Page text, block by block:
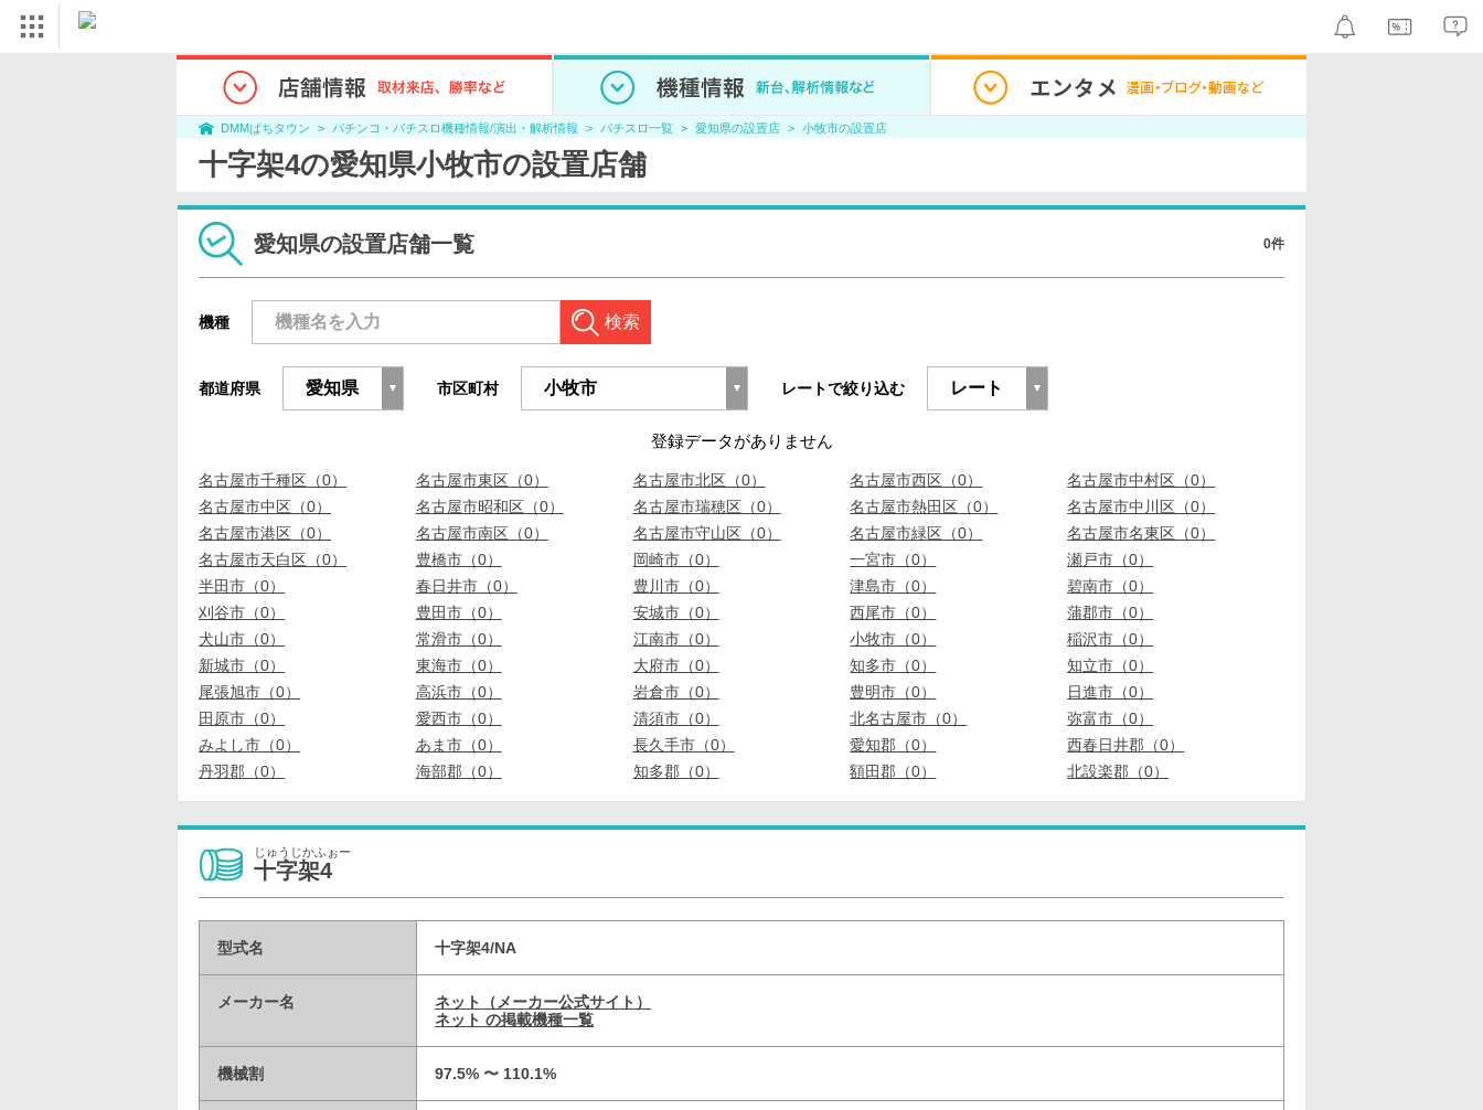
DMMぱちタウン パチンコ・パチスロ機種情報/演出・解析情報 パチスロ一覧 愛知県の設置店 小牧市の設置店
十字架4の愛知県小牧市の設置店舗
愛知県の設置店舗一覧 0件
機種 検索
都道府県 市区町村 レートで絞り込む
登録データがありません
名古屋市千種区（0） 名古屋市東区（0） 名古屋市北区（0） 名古屋市西区（0）
名古屋市中村区（0）
名古屋市中区（0）
名古屋市昭和区（0） 名古屋市瑞穂区（0） 名古屋市熱田区（0）
名古屋市中川区（0）
名古屋市港区（0）
名古屋市南区（0） 名古屋市守山区（0） 名古屋市緑区（0）
名古屋市名東区（0）
名古屋市天白区（0）
豊橋市（0） 岡崎市（0） 一宮市（0）
瀬戸市（0）
半田市（0）
春日井市（0） 豊川市（0） 津島市（0）
碧南市（0）
刈谷市（0）
豊田市（0） 安城市（0） 西尾市（0）
蒲郡市（0）
犬山市（0）
常滑市（0） 江南市（0） 小牧市（0）
稲沢市（0）
新城市（0）
東海市（0） 大府市（0） 知多市（0）
知立市（0）
尾張旭市（0）
高浜市（0） 岩倉市（0） 豊明市（0）
日進市（0）
田原市（0）
愛西市（0） 清須市（0） 北名古屋市（0）
弥富市（0）
みよし市（0）
あま市（0） 長久手市（0） 愛知郡（0）
西春日井郡（0）
丹羽郡（0）
海部郡（0） 知多郡（0） 額田郡（0） 北設楽郡（0）
じゅうじかふぉー
十字架4
型式名 十字架4/NA
メーカー名
ネット（メーカー公式サイト）
ネット の掲載機種一覧
機械割 97.5% 〜 110.1%